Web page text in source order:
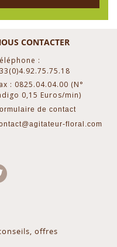
CONTACTER
:
: 0825.04.04.00 (N°
0,15 Euros/min)
de contact
floral.com
offres